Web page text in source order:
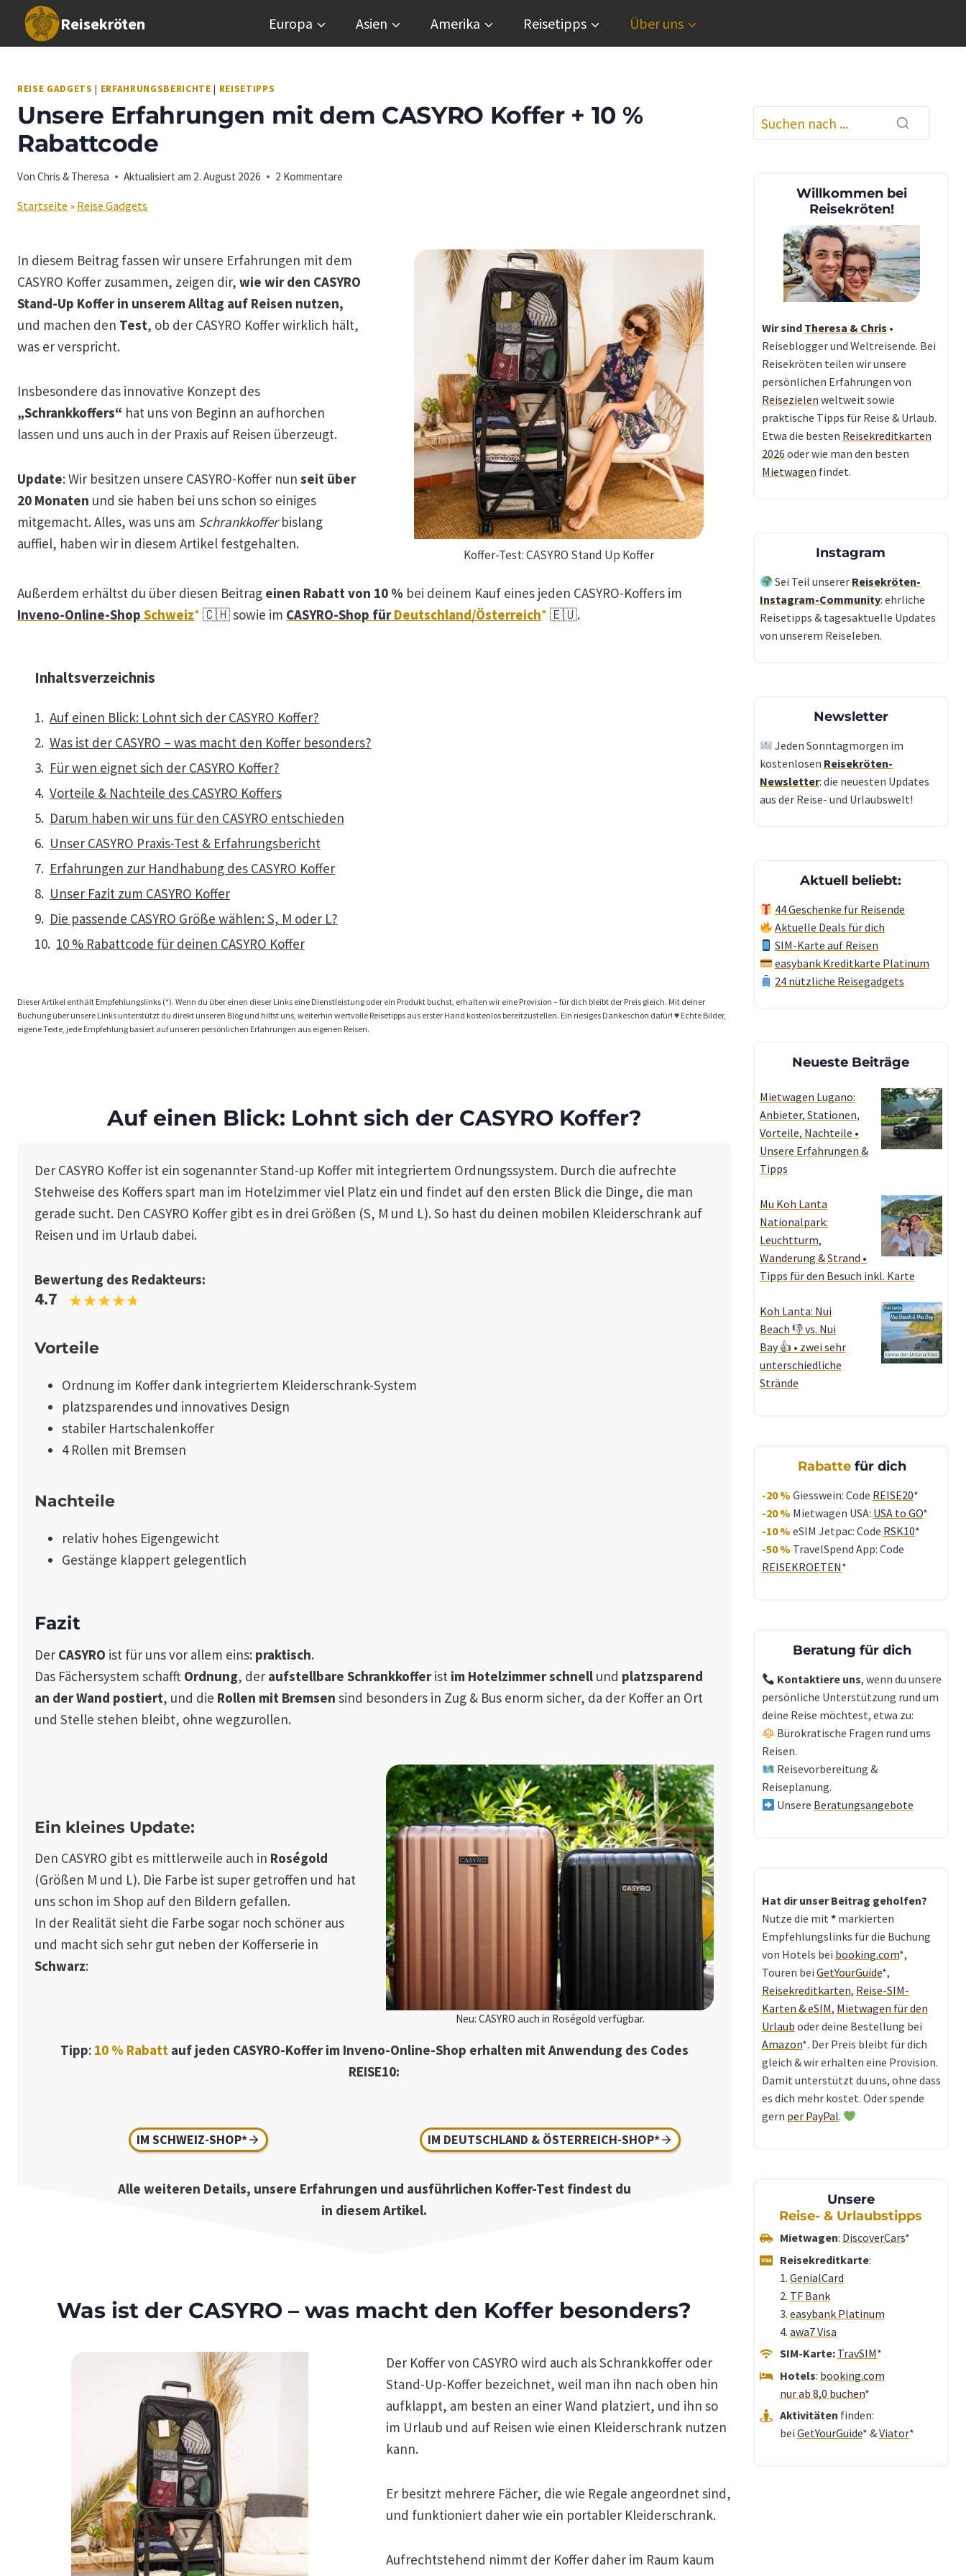
Inhalt
Reisekröten Europa Asien Amerika Reisetipps Über uns
REISE GADGETS | ERFAHRUNGSBERICHTE | REISETIPPS
Unsere Erfahrungen mit dem CASYRO Koffer + 10 %
Rabattcode
Von Chris & Theresa Aktualisiert am 2. August 2026 2 Kommentare
Startseite » Reise Gadgets
In diesem Beitrag fassen wir unsere Erfahrungen mit dem
CASYRO Koffer zusammen, zeigen dir, wie wir den CASYRO
Stand-Up Koffer in unserem Alltag auf Reisen nutzen,
und machen den Test, ob der CASYRO Koffer wirklich hält,
was er verspricht.
Insbesondere das innovative Konzept des
„Schrankkoffers“ hat uns von Beginn an aufhorchen
lassen und uns auch in der Praxis auf Reisen überzeugt.
Update: Wir besitzen unsere CASYRO-Koffer nun seit über
20 Monaten und sie haben bei uns schon so einiges
mitgemacht. Alles, was uns am Schrankkofferbislang
auffiel, haben wir in diesem Artikel festgehalten.
Koffer-Test: CASYRO Stand Up Koffer
Außerdem erhältst du über diesen Beitrag einen Rabatt von 10 % bei deinem Kauf eines jeden CASYRO-Koffers im
Inveno-Online-Shop Schweiz* 🇨🇭 sowie im CASYRO-Shop fürDeutschland/Österreich* 🇪🇺.
Inhaltsverzeichnis
Auf einen Blick: Lohnt sich der CASYRO Koffer?
Was ist der CASYRO – was macht den Koffer besonders?
Für wen eignet sich der CASYRO Koffer?
Vorteile & Nachteile des CASYRO Koffers
Darum haben wir uns für den CASYRO entschieden
Unser CASYRO Praxis-Test & Erfahrungsbericht
Erfahrungen zur Handhabung des CASYRO Koffer
Unser Fazit zum CASYRO Koffer
Die passende CASYRO Größe wählen: S, M oder L?
10 % Rabattcode für deinen CASYRO Koffer
Dieser Artikel enthält Empfehlungslinks (*). Wenn du über einen dieser Links eine Dienstleistung oder ein Produkt buchst, erhalten wir eine Provision – für dich bleibt der Preis gleich. Mit deiner
Buchung über unsere Links unterstützt du direkt unseren Blog und hilfst uns, weiterhin wertvolle Reisetipps aus erster Hand kostenlos bereitzustellen. Ein riesiges Dankeschön dafür! ♥️ Echte Bilder,
eigene Texte, jede Empfehlung basiert auf unseren persönlichen Erfahrungen aus eigenen Reisen.
Auf einen Blick: Lohnt sich der CASYRO Koffer?
Der CASYRO Koffer ist ein sogenannter Stand-up Koffer mit integriertem Ordnungssystem. Durch die aufrechte
Stehweise des Koffers spart man im Hotelzimmer viel Platz ein und findet auf den ersten Blick die Dinge, die man
gerade sucht. Den CASYRO Koffer gibt es in drei Größen (S, M und L). So hast du deinen mobilen Kleiderschrank auf
Reisen und im Urlaub dabei.
Bewertung des Redakteurs:
4.7
Vorteile
Ordnung im Koffer dank integriertem Kleiderschrank-System
platzsparendes und innovatives Design
stabiler Hartschalenkoffer
4 Rollen mit Bremsen
Nachteile
relativ hohes Eigengewicht
Gestänge klappert gelegentlich
Fazit
Der CASYRO ist für uns vor allem eins: praktisch.
Das Fächersystem schafft Ordnung, der aufstellbare Schrankkofferist im Hotelzimmerschnell und platzsparend
an der Wand postiert, und die Rollen mit Bremsen sind besonders in Zug & Bus enorm sicher, da der Koffer an Ort
und Stelle stehen bleibt, ohne wegzurollen.
Ein kleines Update:
Den CASYRO gibt es mittlerweile auch in Roségold
(Größen M und L). Die Farbe ist super getroffen und hat
uns schon im Shop auf den Bildern gefallen.
In der Realität sieht die Farbe sogar noch schöner aus
und macht sich sehr gut neben der Kofferserie in
Schwarz:
Neu: CASYRO auch in Roségold verfügbar.
Tipp: 10 % Rabatt auf jeden CASYRO-Koffer im Inveno-Online-Shop erhalten mit Anwendung des Codes
REISE10:
IM SCHWEIZ-SHOP* IM DEUTSCHLAND & ÖSTERREICH-SHOP*
Alle weiteren Details, unsere Erfahrungen und ausführlichen Koffer-Test findest du
in diesem Artikel.
Was ist der CASYRO – was macht den Koffer besonders?
Der Koffer von CASYRO wird auch als Schrankkoffer oder
Stand-Up-Koffer bezeichnet, weil man ihn nach oben hin
aufklappt, am besten an einer Wand platziert, und ihn so
im Urlaub und auf Reisen wie einen Kleiderschrank nutzen
kann.
Er besitzt mehrere Fächer, die wie Regale angeordnet sind,
und funktioniert daher wie ein portabler Kleiderschrank.
Aufrechtstehend nimmt der Koffer daher im Raum kaum
Willkommen bei
Reisekröten!
Wir sind Theresa & Chris •
Reiseblogger und Weltreisende. Bei
Reisekröten teilen wir unsere
persönlichen Erfahrungen von
Reisezielen weltweit sowie
praktische Tipps für Reise & Urlaub.
Etwa die besten Reisekreditkarten
2026 oder wie man den besten
Mietwagen findet.
Instagram
Sei Teil unserer Reisekröten-
Instagram-Community: ehrliche
Reisetipps & tagesaktuelle Updates
von unserem Reiseleben.
Newsletter
Jeden Sonntagmorgen im
kostenlosen Reisekröten-
Newsletter: die neuesten Updates
aus der Reise- und Urlaubswelt!
Aktuell beliebt:
44 Geschenke für Reisende
Aktuelle Deals für dich
SIM-Karte auf Reisen
easybank Kreditkarte Platinum
24 nützliche Reisegadgets
Neueste Beiträge
Mietwagen Lugano:
Anbieter, Stationen,
Vorteile, Nachteile •
Unsere Erfahrungen &
Tipps
Mu Koh Lanta
Nationalpark:
Leuchtturm,
Wanderung & Strand •
Tipps für den Besuch inkl. Karte
Koh Lanta: Nui
Beach 👎 vs. Nui
Bay 👍 • zwei sehr
unterschiedliche
Strände
Rabatte für dich
-20 % Giesswein: Code REISE20*
-20 % Mietwagen USA: USA to GO*
-10 % eSIM Jetpac: Code RSK10*
-50 % TravelSpend App: Code
REISEKROETEN*
Beratung für dich
Kontaktiere uns, wenn du unsere
persönliche Unterstützung rund um
deine Reise möchtest, etwa zu:
Bürokratische Fragen rund ums
Reisen.
Reisevorbereitung &
Reiseplanung.
Unsere Beratungsangebote
Hat dir unser Beitrag geholfen?
Nutze die mit *markierten
Empfehlungslinks für die Buchung
von Hotels bei booking.com*,
Touren bei GetYourGuide*,
Reisekreditkarten, Reise-SIM-
Karten & eSIM, Mietwagen für den
Urlaub oder deine Bestellung bei
Amazon*. Der Preis bleibt für dich
gleich & wir erhalten eine Provision.
Damit unterstützt du uns, ohne dass
es dich mehr kostet. Oder spende
gern per PayPal.
Unsere
Reise- & Urlaubstipps
Mietwagen: DiscoverCars*
Reisekreditkarte:
1. GenialCard
2. TF Bank
3. easybank Platinum
4. awa7 Visa
SIM-Karte: TravSIM*
Hotels: booking.com
nur ab 8,0 buchen*
Aktivitäten finden:
bei GetYourGuide* &Viator*